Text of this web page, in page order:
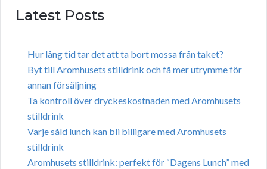
Latest Posts
Hur lång tid tar det att ta bort mossa från taket?
Byt till Aromhusets stilldrink och få mer utrymme för
annan försäljning
Ta kontroll över dryckeskostnaden med Aromhusets
stilldrink
Varje såld lunch kan bli billigare med Aromhusets
stilldrink
Aromhusets stilldrink: perfekt för “Dagens Lunch” med